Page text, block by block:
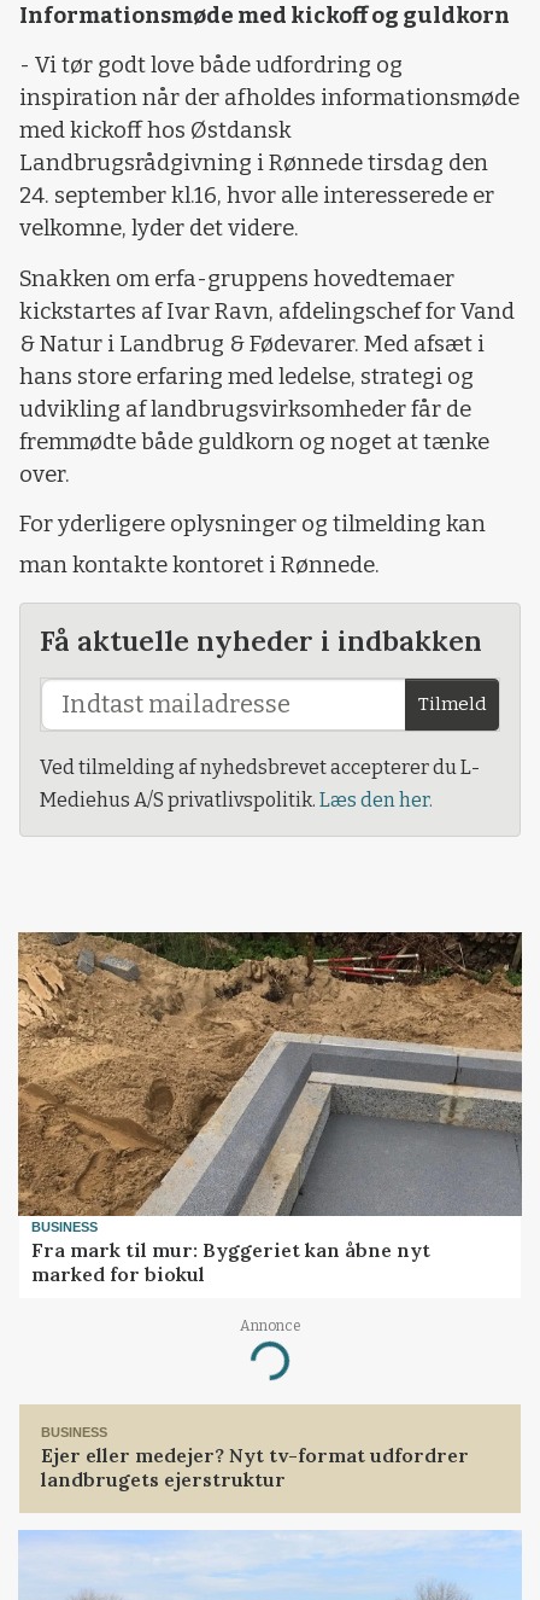
Informationsmøde med kickoff og guldkorn
- Vi tør godt love både udfordring og
inspiration når der afholdes informationsmøde
med kickoff hos Østdansk
Landbrugsrådgivning i Rønnede tirsdag den
24. september kl.16, hvor alle interesserede er
velkomne, lyder det videre.
Snakken om erfa-gruppens hovedtemaer
kickstartes af Ivar Ravn, afdelingschef for Vand
& Natur i Landbrug & Fødevarer. Med afsæt i
hans store erfaring med ledelse, strategi og
udvikling af landbrugsvirksomheder får de
fremmødte både guldkorn og noget at tænke
over.
For yderligere oplysninger og tilmelding kan
man kontakte kontoret i Rønnede.
Få aktuelle nyheder i indbakken
Tilmeld
Ved tilmelding af nyhedsbrevet accepterer du L-
Mediehus A/S privatlivspolitik. Læs den her.
BUSINESS
Fra mark til mur: Byggeriet kan åbne nyt
marked for biokul
Annonce
Loading...
BUSINESS
Ejer eller medejer? Nyt tv-format udfordrer
landbrugets ejerstruktur